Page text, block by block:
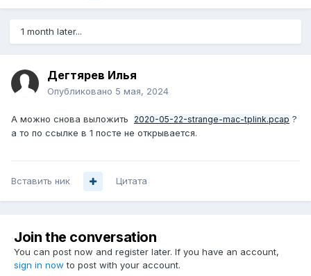
1 month later...
Дегтярев Илья
Опубликовано 5 мая, 2024
А можно снова выложить 2020-05-22-strange-mac-tplink.pcap ?
а то по ссылке в 1 посте не открывается.
Вставить ник Цитата
Join the conversation
You can post now and register later. If you have an account,
sign in now to post with your account.